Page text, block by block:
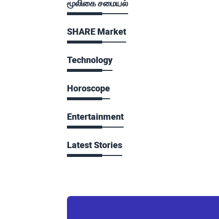
மூலிகை சமையல்
SHARE Market
Technology
Horoscope
Entertainment
Latest Stories